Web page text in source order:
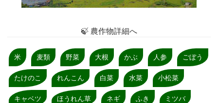
🍃 農作物詳細へ
米 麦類 野菜 大根 かぶ 人参 ごぼう
たけのこ れんこん 白菜 水菜 小松菜
キャベツ ほうれん草 ネギ ふき ミツバ